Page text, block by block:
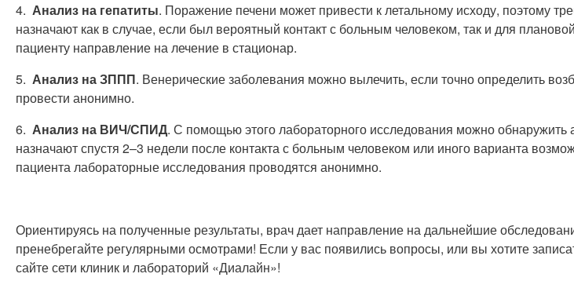
4. Анализ на гепатиты. Поражение печени может привести к летальному исходу, поэтому
назначают как в случае, если был вероятный контакт с больным человеком, так и для
пациенту направление на лечение в стационар.
5. Анализ на ЗППП. Венерические заболевания можно вылечить, если точно определить
провести анонимно.
6. Анализ на ВИЧ/СПИД. С помощью этого лабораторного исследования можно
назначают спустя 2–3 недели после контакта с больным человеком или иного варианта
пациента лабораторные исследования проводятся анонимно.
Ориентируясь на полученные результаты, врач дает направление на дальнейшие
пренебрегайте регулярными осмотрами! Если у вас появились вопросы, или вы хотите
сайте сети клиник и лабораторий «Диалайн»!